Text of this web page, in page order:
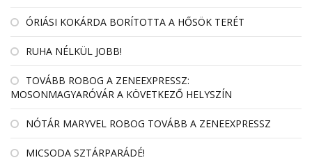
ÓRIÁSI KOKÁRDA BORÍTOTTA A HŐSÖK TERÉT
RUHA NÉLKÜL JOBB!
TOVÁBB ROBOG A ZENEEXPRESSZ:
MOSONMAGYARÓVÁR A KÖVETKEZŐ HELYSZÍN
NÓTÁR MARYVEL ROBOG TOVÁBB A ZENEEXPRESSZ
MICSODA SZTÁRPARÁDÉ!